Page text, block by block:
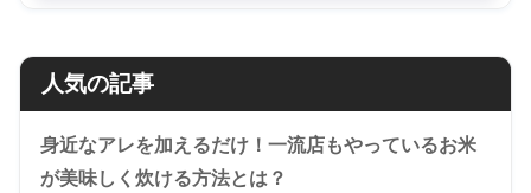
人気の記事
身近なアレを加えるだけ！一流店もやっているお米
が美味しく炊ける方法とは？